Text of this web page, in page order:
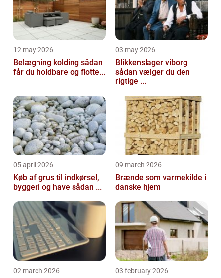
12 may 2026
Belægning kolding sådan
får du holdbare og flotte...
03 may 2026
Blikkenslager viborg
sådan vælger du den
rigtige ...
05 april 2026
Køb af grus til indkørsel,
byggeri og have sådan ...
09 march 2026
Brænde som varmekilde i
danske hjem
02 march 2026 03 february 2026